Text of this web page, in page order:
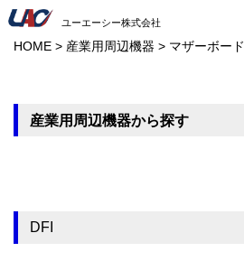
ユーエーシー株式会社
HOME > 産業用周辺機器 > マザーボード
産業用周辺機器から探す
DFI